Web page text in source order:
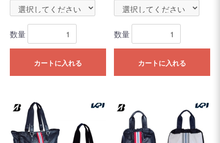
数量
カートに入れる
数量
カートに入れる